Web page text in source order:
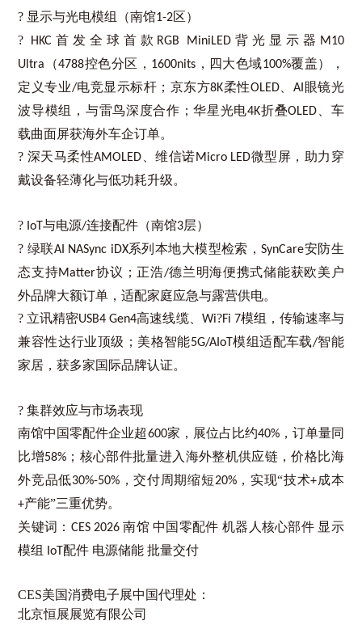
? 显示与光电模组（南馆1-2区）
? HKC 首发全球首款 RGB MiniLED 背光显示器 M10
Ultra
（4788控色分区， 1600nits ，四大色域100%覆盖），
定义专业/电竞显示标杆；京东方8K柔性OLED、AI 眼镜光
波导模组，与雷鸟深度合作；华星光电4K折叠OLED 、车
载曲面屏获海外车企订单。
? 深天马柔性AMOLED 、维信诺Micro LED微型屏，助力穿
戴设备轻薄化与低功耗升级。
? IoT与电源/连接配件（南馆3层）
? 绿联AI NASync iDX系列本地大模型检索，SynCare安防生
态支持Matter协议；正浩/德兰明海便携式储能获欧美户
外品牌大额订单，适配家庭应急与露营供电。
? 立讯精密USB4 Gen4高速线缆、 Wi?Fi 7模组，传输速率与
兼容性达行业顶级；美格智能5G/AIoT模组适配车载/智能
家居，获多家国际品牌认证。
? 集群效应与市场表现
南馆中国零配件企业超600家，展位占比约40%，订单量同
比增58% ；核心部件批量进入海外整机供应链，价格比海
外竞品低30%-50% ，交付周期缩短20%，实现“技术+成本
+产能”三重优势。
关键词： CES 2026 南馆 中国零配件 机器人核心部件 显示
模组 IoT配件 电源储能 批量交付
CES美国消费电子展中国代理处：
北京恒展展览有限公司